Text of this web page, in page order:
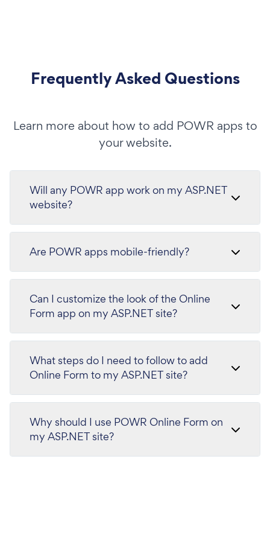
Frequently Asked Questions
Learn more about how to add POWR apps to
your website.
Will any POWR app work on my ASP.NET
website?
Are POWR apps mobile-friendly?
Can I customize the look of the Online
Form app on my ASP.NET site?
What steps do I need to follow to add
Online Form to my ASP.NET site?
Why should I use POWR Online Form on
my ASP.NET site?